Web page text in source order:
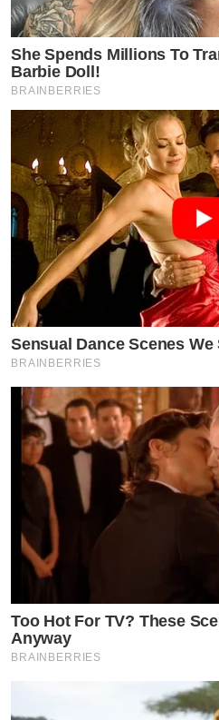
She Spends Millions To
Barbie Doll!
BRAINBERRIES
Sensual Dance Scenes
BRAINBERRIES
Too Hot For TV? These
Anyway
BRAINBERRIES